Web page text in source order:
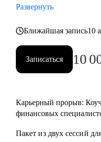
месте".
налоговым консультантам.
Развернуть
Ближайшая запись10
Записаться 10
Карьерный прорыв: Коуч
финансовых
Пакет из двух сессий